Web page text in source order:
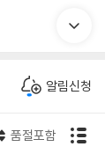
알림신청
품절포함